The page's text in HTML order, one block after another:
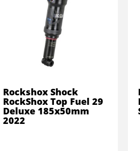
Rockshox Shock
RockShox Top Fuel 29
Deluxe 185x50mm
2022